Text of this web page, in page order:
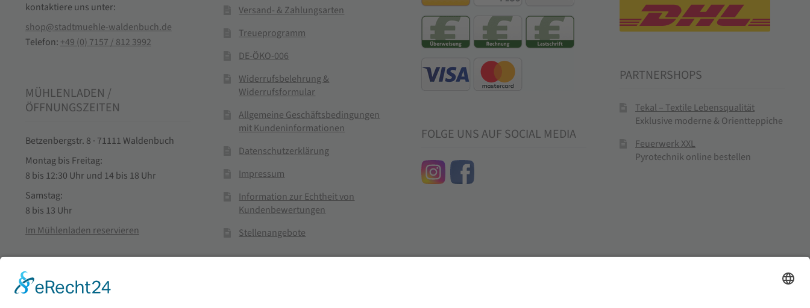
kontaktiere uns unter:
shop@stadtmuehle-waldenbuch.de
Telefon: +49 (0) 7157 / 812 3992
MÜHLENLADEN /
ÖFFNUNGSZEITEN
Betzenbergstr. 8 · 71111 Waldenbuch
Montag bis Freitag:
8 bis 12:30 Uhr und 14 bis 18 Uhr
Samstag:
8 bis 13 Uhr
Im Mühlenladen reservieren
Versand- & Zahlungsarten
Treueprogramm
DE-ÖKO-006
Widerrufsbelehrung &
Widerrufsformular
Allgemeine Geschäftsbedingungen
mit Kundeninformationen
Datenschutzerklärung
Impressum
Information zur Echtheit von
Kundenbewertungen
Stellenangebote
FOLGE UNS AUF SOCIAL MEDIA
PARTNERSHOPS
Tekal – Textile Lebensqualität
Exklusive moderne & Orientteppiche
Feuerwerk XXL
Pyrotechnik online bestellen